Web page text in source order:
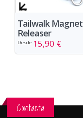
Tailwalk Magnet
Releaser
Desde 15,90 €
Contacta